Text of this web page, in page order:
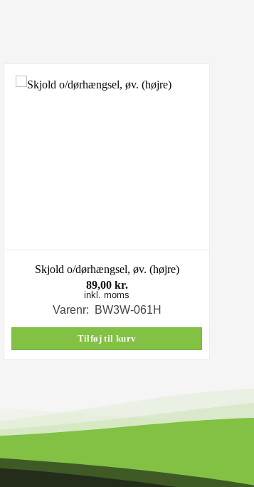
Skjold o/dørhængsel, øv. (højre)
89,00 kr.
inkl. moms
Varenr: BW3W-061H
Tilføj til kurv